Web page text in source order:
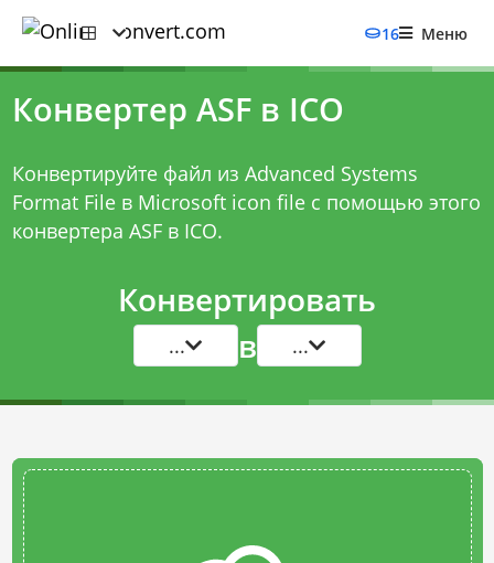
16 Меню
Конвертер ASF в ICO
Конвертируйте файл из Advanced Systems
Format File в Microsoft icon file с помощью этого
конвертера ASF в ICO.
Конвертировать
... в ...